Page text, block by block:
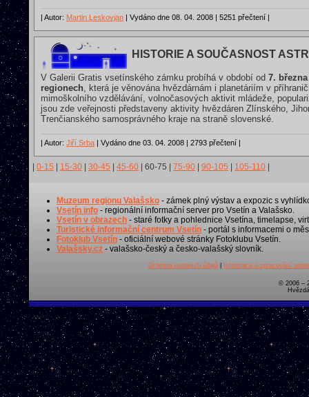
| Autor: Martin Leskovjan | Vydáno dne 08. 04. 2008 | 5251 přečtení |
HISTORIE A SOUČASNOST
V Galerii Gratis vsetínského zámku probíhá v období od 7.
regionech , která je věnována hvězdárnám i planetáriím v
mimoškolního vzdělávání, volnočasových aktivit mládeže,
jsou zde veřejnosti představeny aktivity hvězdáren Zlínského,
Trenčianského samosprávného kraje na straně slovenské.
| Autor: Jiří Srba | Vydáno dne 03. 04. 2008 | 2793 přečtení |
| 0-15 | 15-30 | 30-45 | 45-60 | 60-75 | 75-90 | 90-105 | 105-110 |
Muzeum regionu Valašsko - zámek plný výstav a expozic s
Vsetín info - regionální informační server pro Vsetín a Valašsko.
Vsetín v obrazech - staré fotky a pohlednice Vsetína, timelapse,
Turistické informační centrum Vsetín - portál s informacemi o
Fotoklub Vsetín - oficiální webové stránky Fotoklubu Vsetín.
Valašsky.cz - valašsko-český a česko-valašský slovník.
Ochrana osobních údajů| Informace o zpracování
© 2006 –